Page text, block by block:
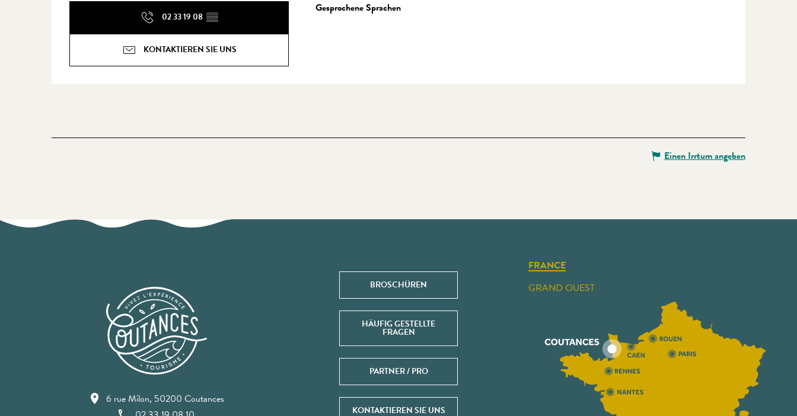
02 33 19 08 ▒▒
KONTAKTIEREN SIE UNS
Gesprochene Sprachen
Gesprochene Sprachen
Einen Irrtum angeben
6 rue Milon, 50200 Coutances
BROSCHÜREN
HÄUFIG GESTELLTE
FRAGEN
PARTNER / PRO
KONTAKTIEREN SIE UNS
FRANCE
GRAND OUEST